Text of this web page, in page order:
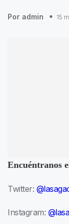
Por admin 15
Encuéntranos
Twitter:
Instagram: